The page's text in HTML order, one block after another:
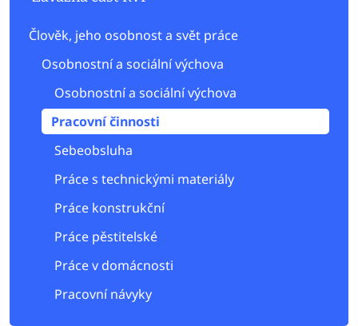
Člověk, jeho osobnost a svět práce
Osobnostní a sociální výchova
Osobnostní a sociální výchova
Pracovní činnosti
Sebeobsluha
Práce s technickými materiály
Práce konstrukční
Práce pěstitelské
Práce v domácnosti
Pracovní návyky